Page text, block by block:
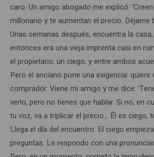
caro. Un amigo abogado me explicó:
millonario y te aumentan el precio. Déjame
Unas semanas después, encuentra la
entonces era una vieja imprenta casi en
el propietario, un ciego, y entre ambos
Pero el anciano pone una exigencia: quiere
comprador. Viene mi amigo y me dice:
verlo, pero no tienes que hablar. Si no, en
tu voz, va a triplicar el precio… Él es ciego,
Llega el día del encuentro. El ciego
preguntas. Le respondo con una